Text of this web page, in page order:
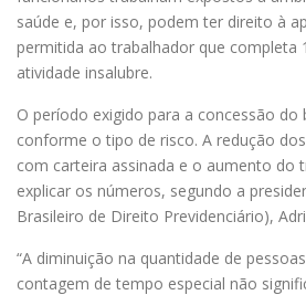
saúde e, por isso, podem ter direito à
permitida ao trabalhador que completa
atividade insalubre.
O período exigido para a concessão do
conforme o tipo de risco. A redução
com carteira assinada e o aumento do
explicar os números, segundo a
Brasileiro de Direito Previdenciário),
“A diminuição na quantidade de
contagem de tempo especial não